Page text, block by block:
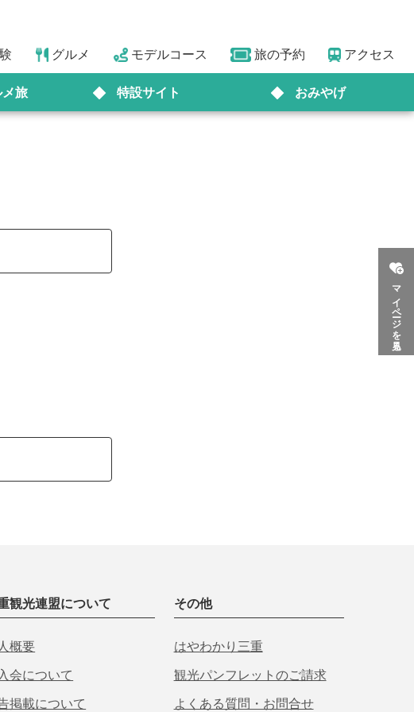
グルメ モデルコース 旅の予約 アクセス
旅 特設サイト おみやげ
マイページを見る
観光連盟について
概要
会について
掲載について
その他
はやわかり三重
観光パンフレットのご請求
よくある質問・お問合せ